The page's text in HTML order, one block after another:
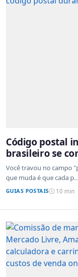
Código postal
brasileiro se
sistemas de
Você travou no campo
que muda é que cada
GUIAS POSTAIS 10 min